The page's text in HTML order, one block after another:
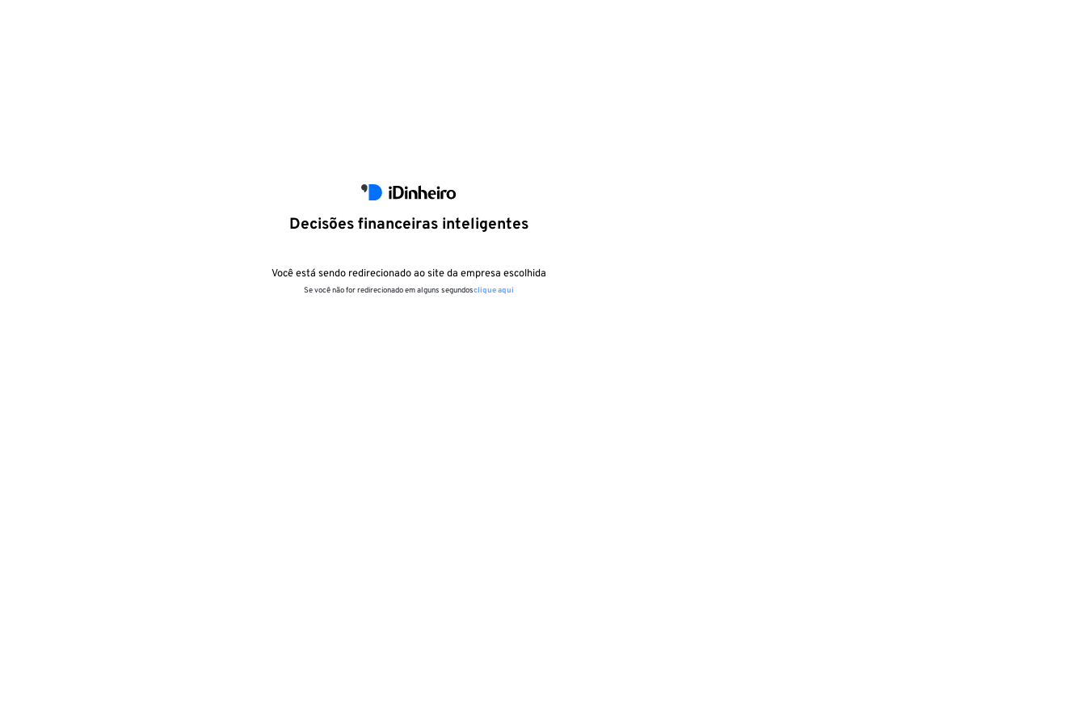
Decisões financeiras inteligentes
Você está sendo redirecionado ao site da empresa escolhida
Se você não for redirecionado em alguns segundosclique aqui